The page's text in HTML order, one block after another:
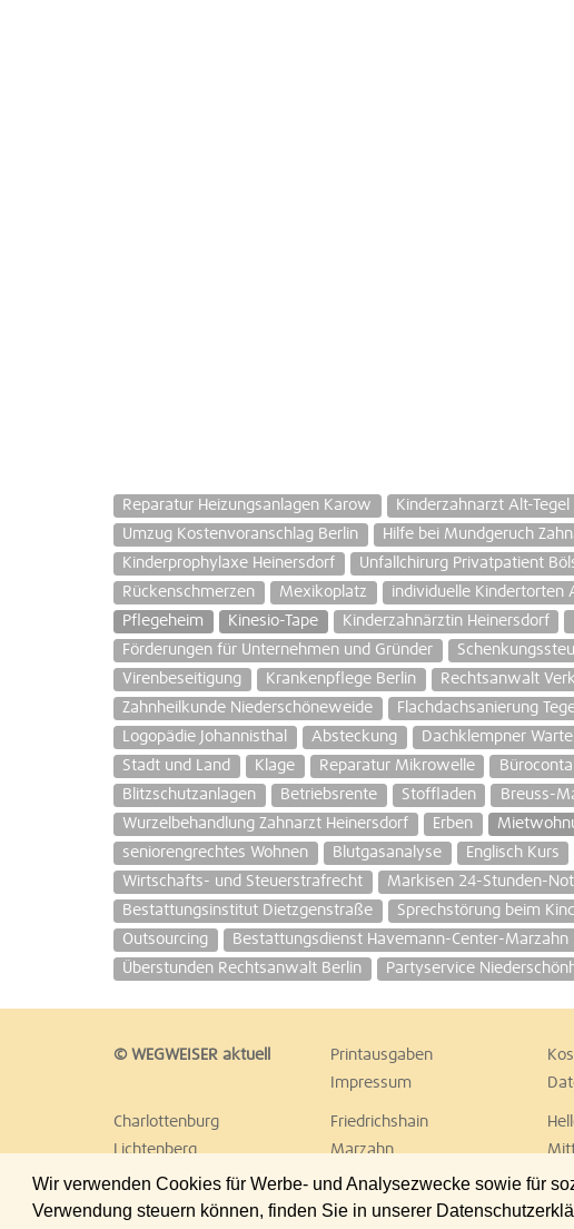
Wir verwenden Cookies für Werbe- und Analysezwecke sowie für
Verwendung steuern können, finden Sie in unserer
Reparatur Heizungsanlagen Karow Kinderzahnarzt Alt-Tegel
Umzug Kostenvoranschlag Berlin
Hilfe bei Mundgeruch
Kinderprophylaxe Heinersdorf
Unfallchirurg Privatpatient
Rückenschmerzen
Mexikoplatz individuelle Kindertorten
Pflegeheim
Kinesio-Tape Kinderzahnärztin Heinersdorf
Förderungen für Unternehmen und Gründer
Virenbeseitigung
Krankenpflege Berlin Rechtsanwalt
Zahnheilkunde Niederschöneweide
Flachdachsanierung
Logopädie Johannisthal
Absteckung Dachklempner
Stadt und Land
Klage Reparatur Mikrowelle
Blitzschutzanlagen
Betriebsrente Stoffladen Breuss-
Wurzelbehandlung Zahnarzt Heinersdorf
Erben
seniorengrechtes Wohnen
Blutgasanalyse Englisch Kurs
Wirtschafts- und Steuerstrafrecht
Markisen 24-Stunden-
Bestattungsinstitut Dietzgenstraße
Sprechstörung beim Kind
Outsourcing
Bestattungsdienst Havemann-Center-Marzahn
Überstunden Rechtsanwalt Berlin
Partyservice
© WEGWEISER aktuell Printausgaben
Impressum
Charlottenburg Friedrichshain
Lichtenberg
Marzahn
Reinickendorf
Schöneberg
Treptow
Umland Ost